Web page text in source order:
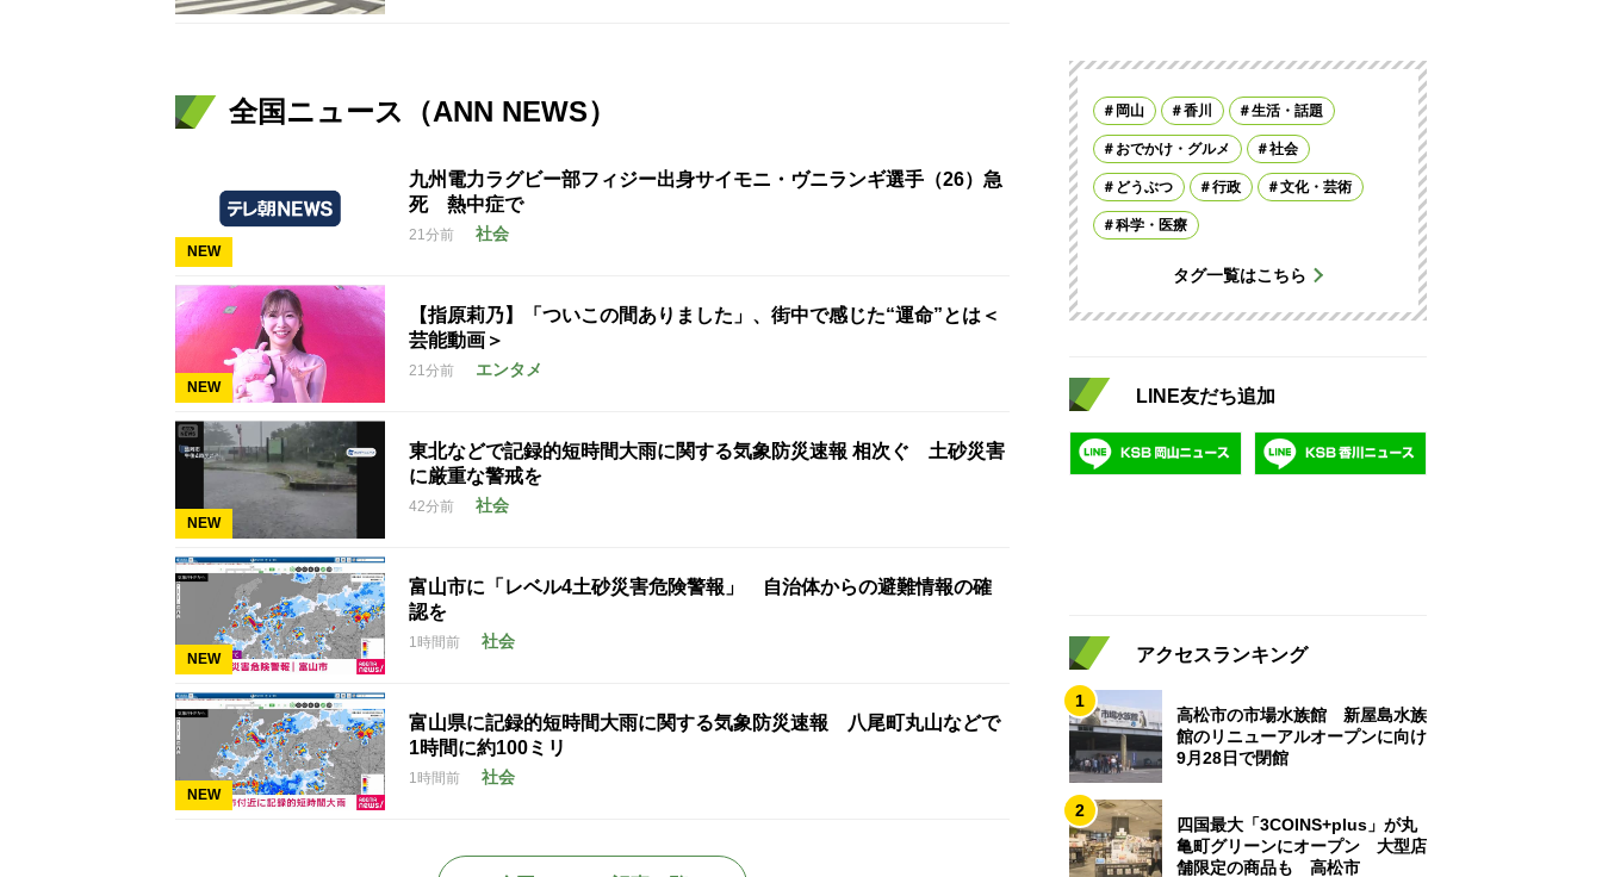
全国ニュース（ANN NEWS）
NEW
九州電力ラグビー部フィジー出身サイモニ・ヴニランギ選手（26）急
死 熱中症で
21分前 社会
NEW
【指原莉乃】「ついこの間ありました」、街中で感じた“運命”とは＜
芸能動画＞
21分前 エンタメ
NEW
東北などで記録的短時間大雨に関する気象防災速報 相次ぐ 土砂災害
に厳重な警戒を
42分前 社会
NEW
富山市に「レベル4土砂災害危険警報」 自治体からの避難情報の確
認を
1時間前 社会
NEW
富山県に記録的短時間大雨に関する気象防災速報 八尾町丸山などで
1時間に約100ミリ
1時間前 社会
岡山 香川 生活・話題
おでかけ・グルメ 社会
どうぶつ 行政 文化・芸術
科学・医療
タグ一覧はこちら
LINE友だち追加
アクセスランキング
1
高松市の市場水族館 新屋島水族
館のリニューアルオープンに向け
9月28日で閉館
2
四国最大「3COINS+plus」が丸
亀町グリーンにオープン 大型店
舗限定の商品も 高松市